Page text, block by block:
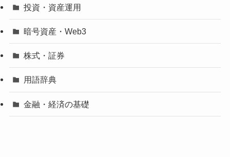
投資・資産運用
暗号資産・Web3
株式・証券
用語辞典
金融・経済の基礎